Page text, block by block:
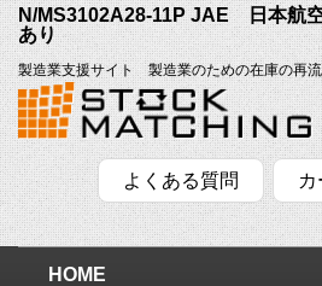
N/MS3102A28-11P JAE 日本航
あり
製造業支援サイト 製造業のための在庫の再
よくある質問
HOME